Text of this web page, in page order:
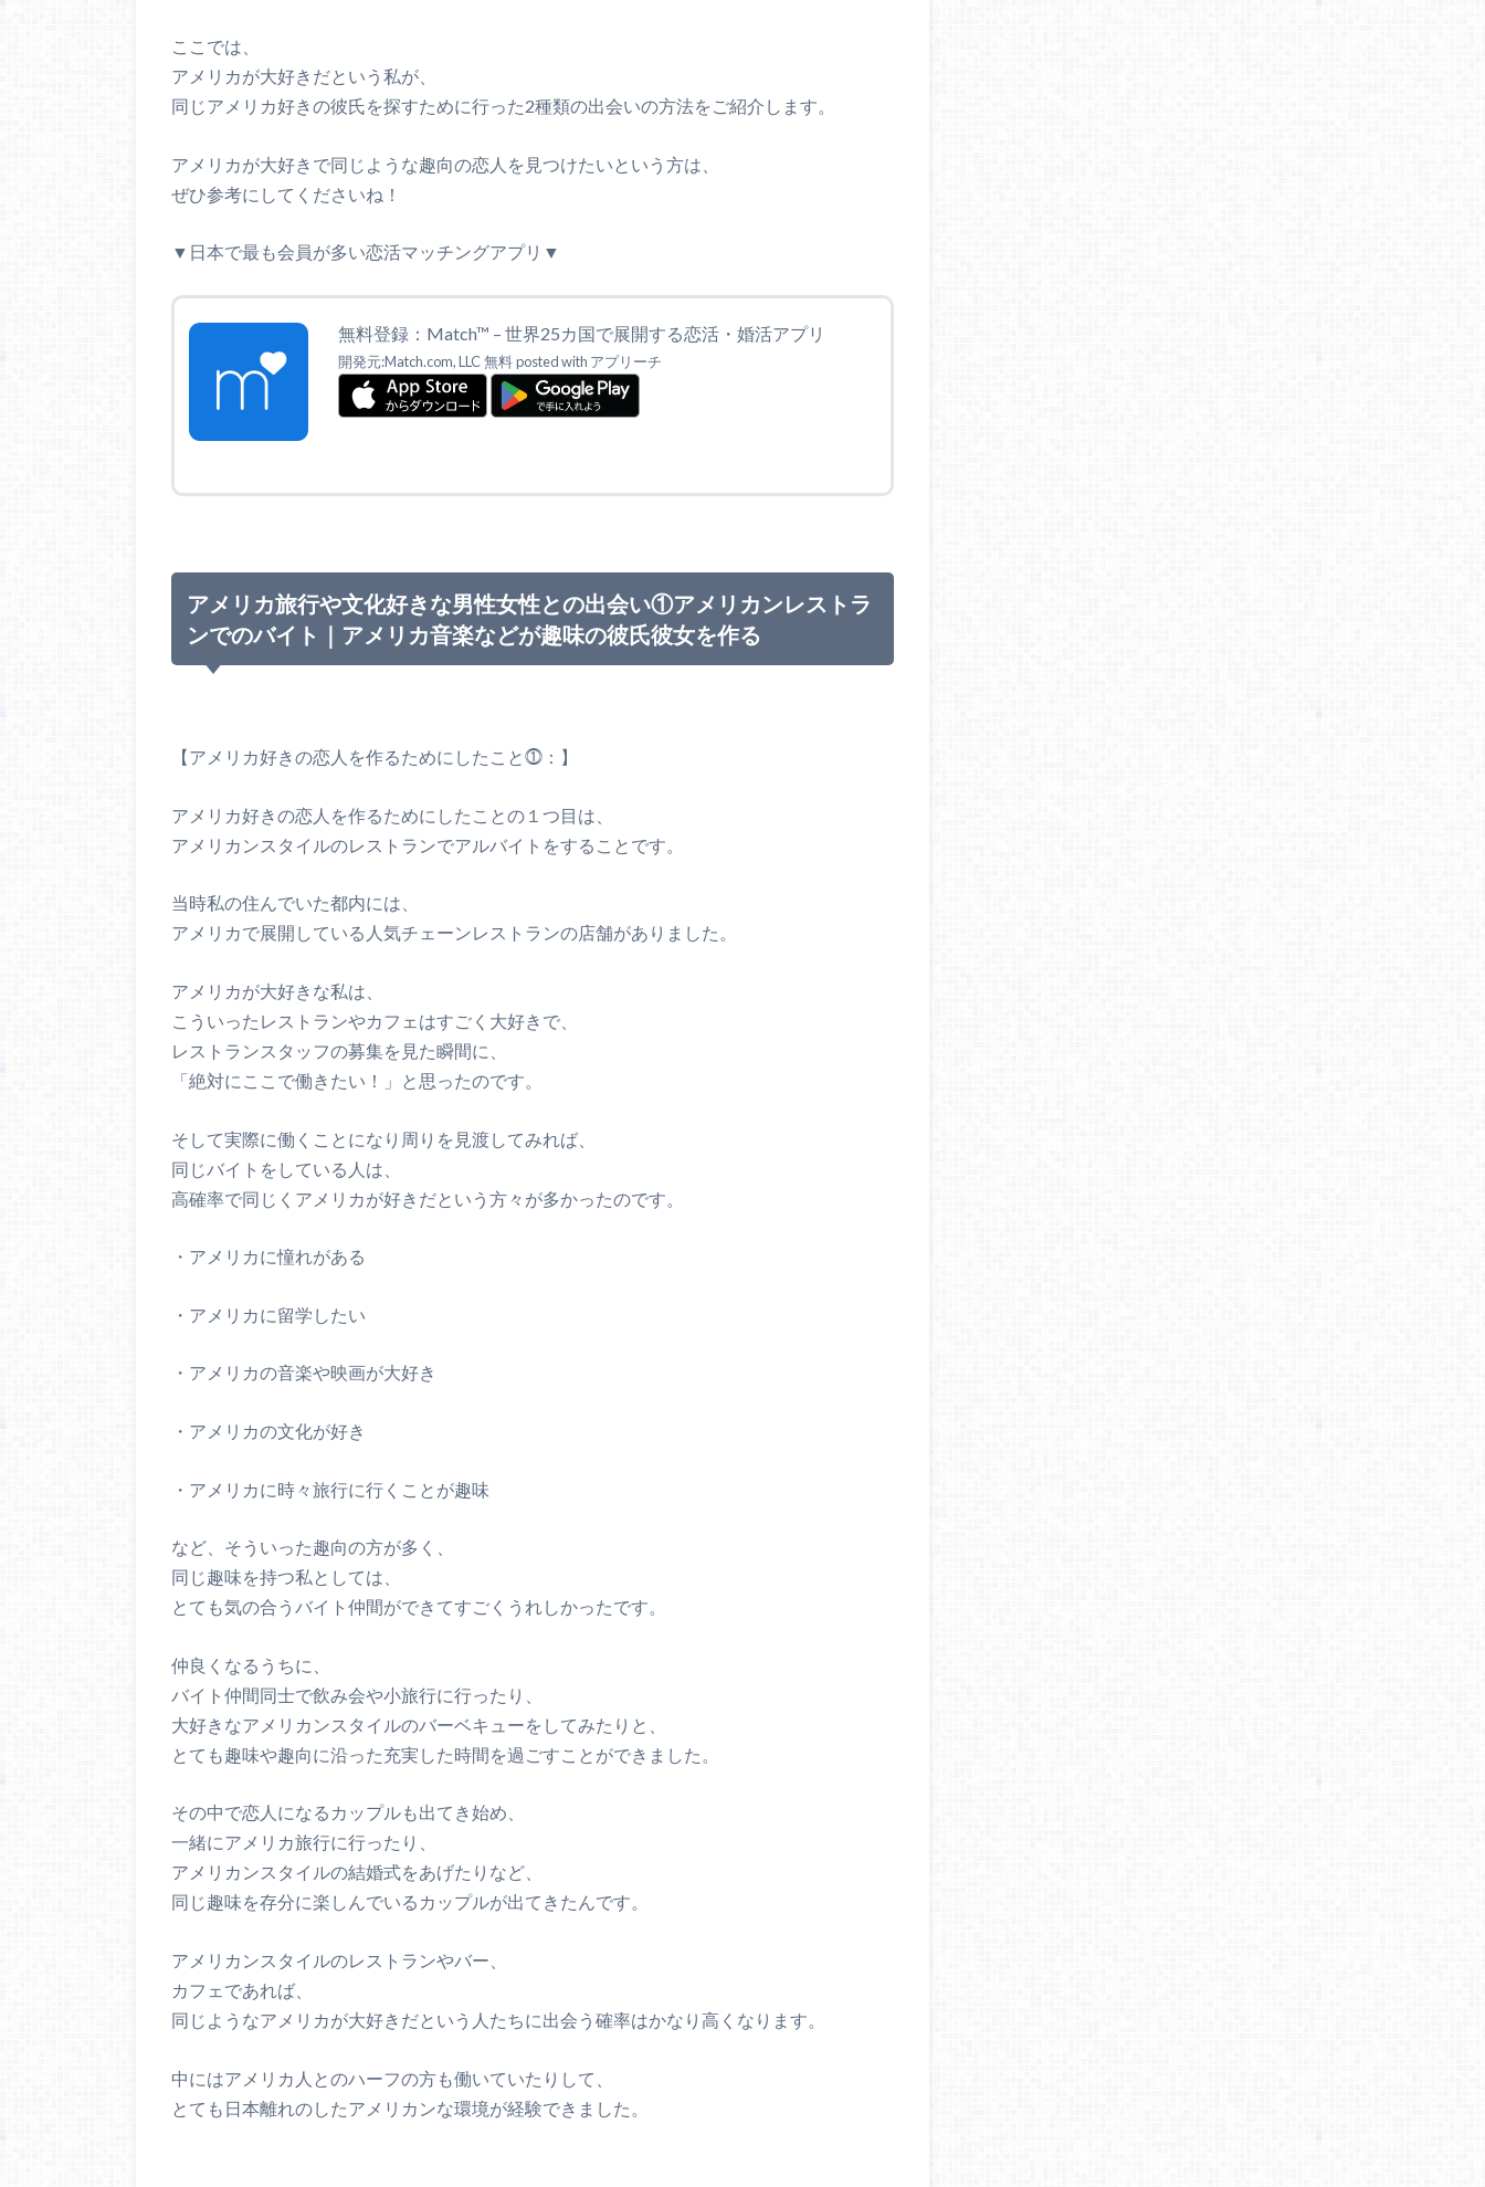
ここでは、
アメリカが大好きだという私が、
同じアメリカ好きの彼氏を探すために行った2種類の出会いの方法をご紹介します。
アメリカが大好きで同じような趣向の恋人を見つけたいという方は、
ぜひ参考にしてくださいね！
▼日本で最も会員が多い恋活マッチングアプリ▼
無料登録：Match™ – 世界25カ国で展開する恋活・婚活アプリ
開発元:Match.com, LLC無料posted with アプリーチ
アメリカ旅行や文化好きな男性女性との出会い①アメリカンレストラ
ンでのバイト｜アメリカ音楽などが趣味の彼氏彼女を作る
【アメリカ好きの恋人を作るためにしたこと⓵：】
アメリカ好きの恋人を作るためにしたことの１つ目は、
アメリカンスタイルのレストランでアルバイトをすることです。
当時私の住んでいた都内には、
アメリカで展開している人気チェーンレストランの店舗がありました。
アメリカが大好きな私は、
こういったレストランやカフェはすごく大好きで、
レストランスタッフの募集を見た瞬間に、
「絶対にここで働きたい！」と思ったのです。
そして実際に働くことになり周りを見渡してみれば、
同じバイトをしている人は、
高確率で同じくアメリカが好きだという方々が多かったのです。
・アメリカに憧れがある
・アメリカに留学したい
・アメリカの音楽や映画が大好き
・アメリカの文化が好き
・アメリカに時々旅行に行くことが趣味
など、そういった趣向の方が多く、
同じ趣味を持つ私としては、
とても気の合うバイト仲間ができてすごくうれしかったです。
仲良くなるうちに、
バイト仲間同士で飲み会や小旅行に行ったり、
大好きなアメリカンスタイルのバーベキューをしてみたりと、
とても趣味や趣向に沿った充実した時間を過ごすことができました。
その中で恋人になるカップルも出てき始め、
一緒にアメリカ旅行に行ったり、
アメリカンスタイルの結婚式をあげたりなど、
同じ趣味を存分に楽しんでいるカップルが出てきたんです。
アメリカンスタイルのレストランやバー、
カフェであれば、
同じようなアメリカが大好きだという人たちに出会う確率はかなり高くなります。
中にはアメリカ人とのハーフの方も働いていたりして、
とても日本離れのしたアメリカンな環境が経験できました。